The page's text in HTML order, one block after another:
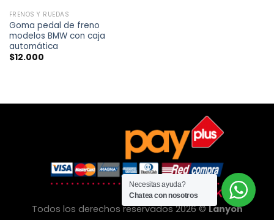
FRENOS Y RUEDAS
Goma pedal de freno
modelos BMW con caja
automática
$12.000
Todos los derechos reservados 2026 ©Lanyon
Necesitas ayuda?
Chatea con nosotros